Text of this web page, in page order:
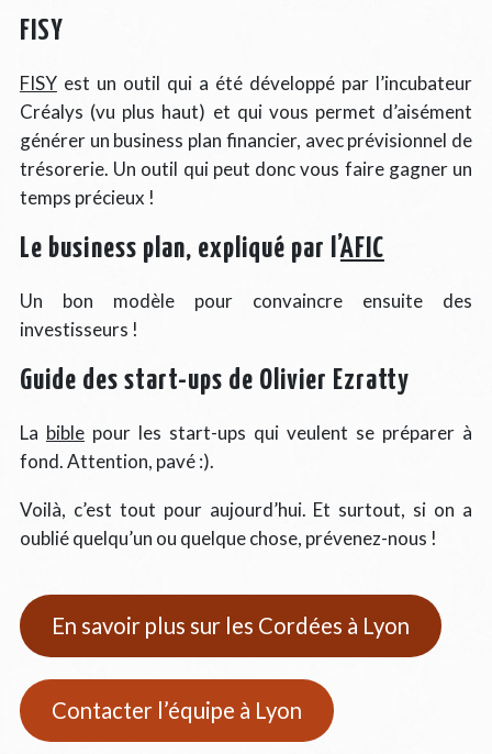
FISY
FISYest un outil qui a été développé par l’incubateur
Créalys (vu plus haut) et qui vous permet d’aisément
générer un business plan financier, avec prévisionnel de
trésorerie. Un outil qui peut donc vous faire gagner un
temps précieux !
Le business plan, expliqué par l’AFIC
Un bon modèle pour convaincre ensuite des
investisseurs !
Guide des start-ups de Olivier Ezratty
La biblepour les start-ups qui veulent se préparer à
fond. Attention, pavé :).
Voilà, c’est tout pour aujourd’hui. Et surtout, si on a
oublié quelqu’un ou quelque chose, prévenez-nous !
En savoir plus sur les Cordées à Lyon
Contacter l’équipe à Lyon